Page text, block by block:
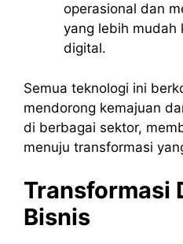
operasional dan
yang lebih mudah
digital.
Semua teknologi ini
mendorong kemajuan
di berbagai sektor,
menuju transformasi
Transformasi
Bisnis